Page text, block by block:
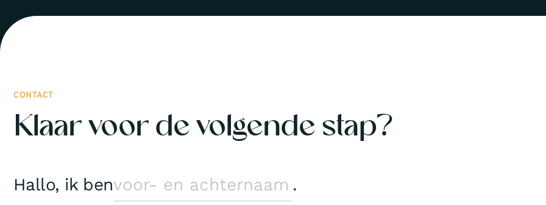
CONTACT
Klaar voor de volgende stap?
Hallo, ik ben .